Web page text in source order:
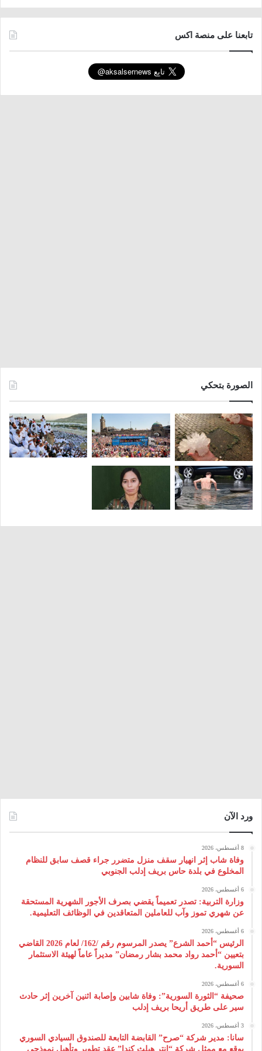
تابعنا على منصة اكس
الصورة بتحكي
ورد الآن
8 أغسطس، 2026
وفاة شاب إثر انهيار سقف منزل متضرر جراء قصف سابق للنظام
المخلوع في بلدة حاس بريف إدلب الجنوبي
6 أغسطس، 2026
وزارة التربية: تصدر تعميماً يقضي بصرف الأجور الشهرية المستحقة
عن شهري تموز وآب للعاملين المتعاقدين في الوظائف التعليمية.
6 أغسطس، 2026
الرئيس “أحمد الشرع” يصدر المرسوم رقم /162/ لعام 2026 ‌القاضي
بتعيين “أحمد رواد محمد بشار رمضان” مديراً عاماً لهيئة ‌الاستثمار
السورية.
6 أغسطس، 2026
صحيفة “الثورة السورية”: وفاة شابين وإصابة اثنين آخرين إثر حادث
سير على طريق أريحا بريف إدلب
3 أغسطس، 2026
سانا: مدير شركة “صرح” القابضة التابعة للصندوق السيادي السوري
يوقع مع ممثل شركة “إنتر هيلث كندا” عقد تطوير وتأهيل نموذجي